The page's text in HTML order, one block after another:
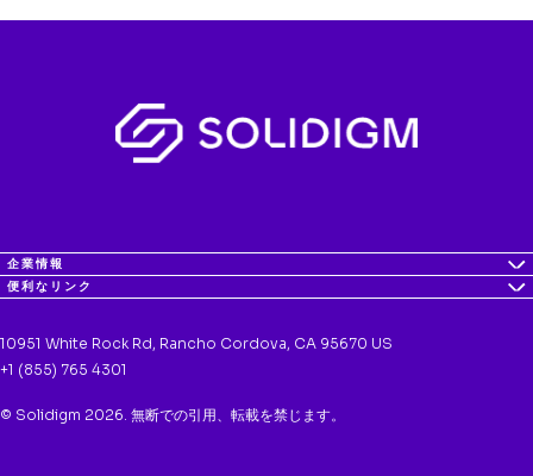
企業情報
便利なリンク
10951 White Rock Rd, Rancho Cordova, CA 95670 US
+1 (855) 765 4301
© Solidigm 2026. 無断での引用、転載を禁じます。